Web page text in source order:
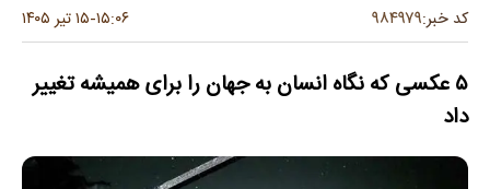
کد خبر:۹۸۴۹۷۹ ۱۵:۰۶-۱۵ تیر ۱۴۰۵
۵ عکسی که نگاه انسان به جهان را برای همیشه تغییر
داد